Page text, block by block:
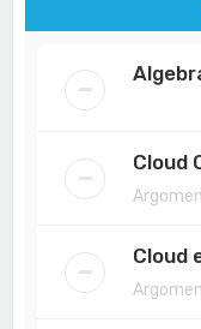
Cloud
Cloud